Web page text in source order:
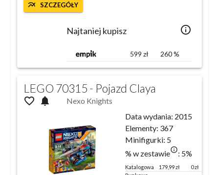
multiline_chart SZCZEGÓŁY
info_outlined
Najtaniej kupisz
599 zł 260%
LEGO 70315 - Pojazd Claya
favorite_outline notifications
Nexo Knights
Data wydania: 2015
Elementy: 367
Minifigurki: 5
% w zestawieinfo_outlined
: 5%
Katalogowa 179,99zł 0 zł